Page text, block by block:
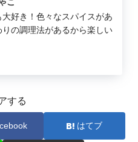
好き！色々なスパイスがあ
の調理法があるから楽しい
する
はてブ